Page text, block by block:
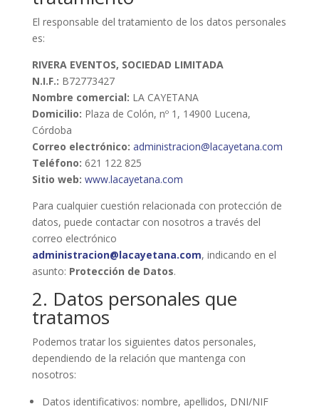
El responsable del tratamiento de los datos personales
es:
RIVERA EVENTOS, SOCIEDAD LIMITADA
N.I.F.: B72773427
Nombre comercial: LA CAYETANA
Domicilio: Plaza de Colón, nº 1, 14900 Lucena,
Córdoba
Correo electrónico: administracion@lacayetana.com
Teléfono: 621 122 825
Sitio web: www.lacayetana.com
Para cualquier cuestión relacionada con protección de
datos, puede contactar con nosotros a través del
correo electrónico
administracion@lacayetana.com, indicando en el
asunto: Protección de Datos.
2. Datos personales que
tratamos
Podemos tratar los siguientes datos personales,
dependiendo de la relación que mantenga con
nosotros:
Datos identificativos: nombre, apellidos, DNI/NIF